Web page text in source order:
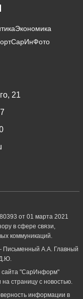
Экономика
СарИнФото
21
от 01 марта 2021
в сфере связи,
коммуникаций.
А.А. Главный
сайта "СарИнформ"
на страницу с новостью.
информации в